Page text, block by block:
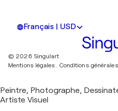
Français | USD
© 2026 Singulart
Mentions légales. Conditions
Peintre, Photographe,
Artiste Visuel